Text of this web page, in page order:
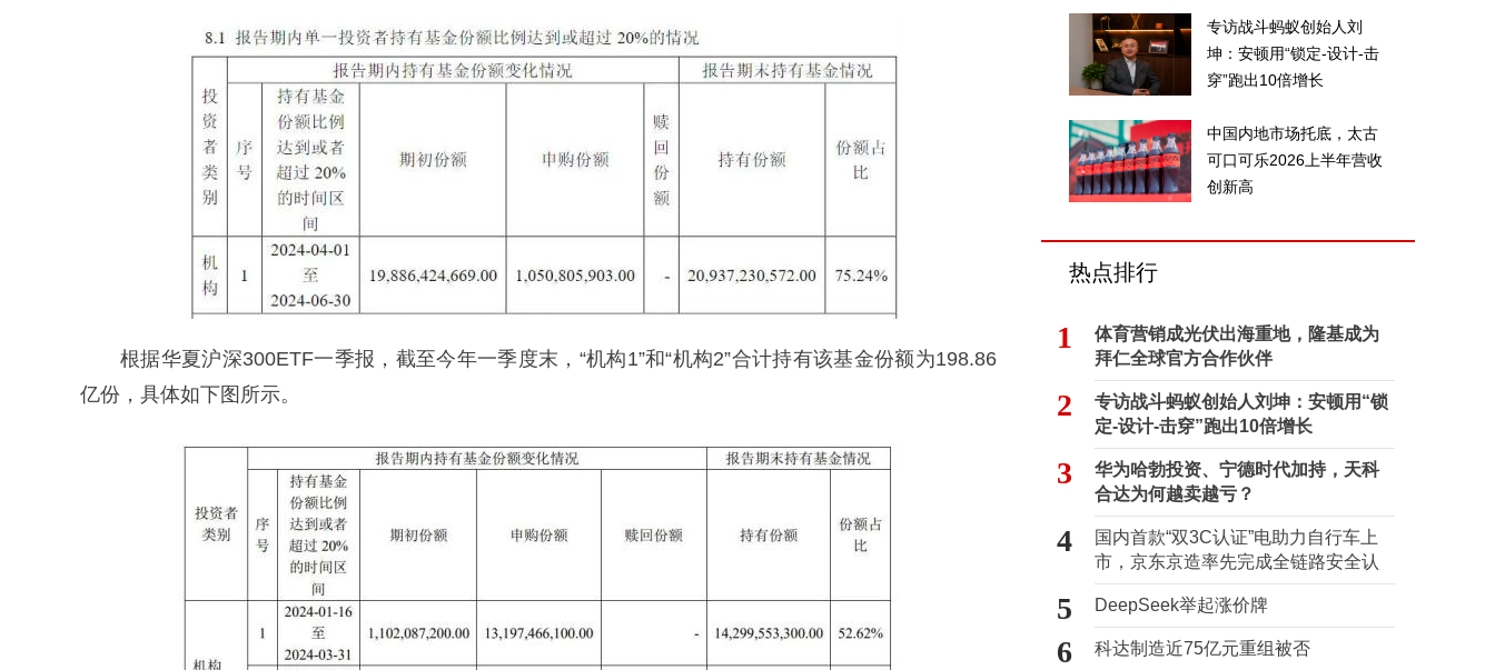
根据华夏沪深300ETF一季报，截至今年一季度末，“机构1”和“机构2”合计持有该基金份额为198.86
亿份，具体如下图所示。
专访战斗蚂蚁创始人刘
坤：安顿用“锁定-设计-击
穿”跑出10倍增长
中国内地市场托底，太古
可口可乐2026上半年营收
创新高
热点排行
1
体育营销成光伏出海重地，隆基成为
拜仁全球官方合作伙伴
2
专访战斗蚂蚁创始人刘坤：安顿用“锁
定-设计-击穿”跑出10倍增长
3
华为哈勃投资、宁德时代加持，天科
合达为何越卖越亏？
4
国内首款“双3C认证”电助力自行车上
市，京东京造率先完成全链路安全认
证
5 DeepSeek举起涨价牌
6 科达制造近75亿元重组被否